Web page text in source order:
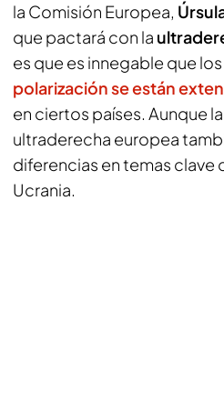
la Comisión Europea,
que pactará con la
es que es innegable que los
polarización se están
en ciertos países. Aunque
ultraderecha europea
diferencias en temas clave
Ucrania.